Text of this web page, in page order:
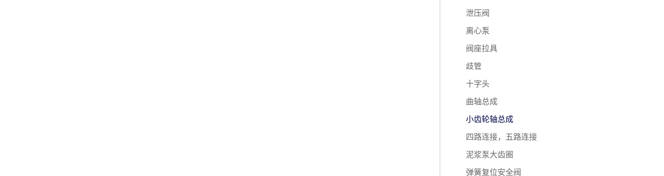
泄压阀
离心泵
阀座拉具
歧管
十字头
曲轴总成
小齿轮轴总成
四路连接，五路连接
泥浆泵大齿圈
弹簧复位安全阀